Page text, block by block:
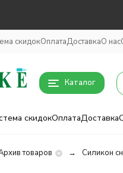
скидокОплатаДоставкаО нас
Каталог
скидокОплатаДоставка
товаров Силикон